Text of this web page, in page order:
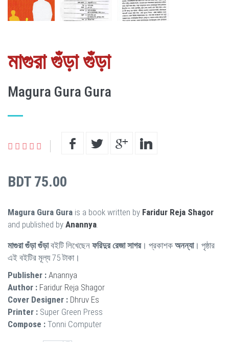
মাগুরা গুঁড়া গুঁড়া
Magura Gura Gura
BDT 75.00
Magura Gura Gura is a book written by Faridur Reja Shagor
and published by Anannya
মাগুরা গুঁড়া গুঁড়াবইটি লিখেছেন ফরিদুর রেজা সাগর। প্রকাশক অনন্যা। পৃষ্ঠার
এই বইটির মূল্য 75 টাকা।
Publisher : Anannya
Author : Faridur Reja Shagor
Cover Designer : Dhruv Es
Printer : Super Green Press
Compose : Tonni Computer